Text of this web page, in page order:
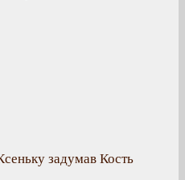
задумав Кость